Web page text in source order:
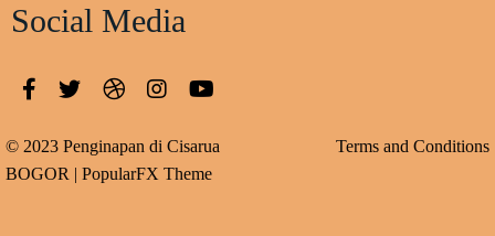
Social Media
© 2023 Penginapan di Cisarua
BOGOR | PopularFX Theme
Terms and Conditions